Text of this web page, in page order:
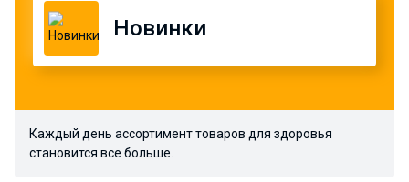
Новинки
Каждый день ассортимент товаров для здоровья
становится все больше.